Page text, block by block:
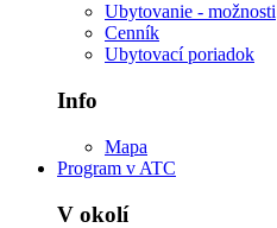
Ubytovanie - možnosti
Cenník
Ubytovací poriadok
Info
Mapa
Program v ATC
V okolí